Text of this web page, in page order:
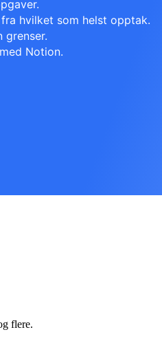
hvilket som helst opptak.
grenser.
Notion.
flere.